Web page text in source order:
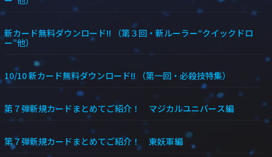
新カード無料ダウンロード!! （第３回・新ルーラー“クイックドロ
ー”他）
10/10 新カード無料ダウンロード!! （第一回・必殺技特集）
第７弾新規カードまとめてご紹介！ マジカルユニバース編
第７弾新規カードまとめてご紹介！ 東妖軍編